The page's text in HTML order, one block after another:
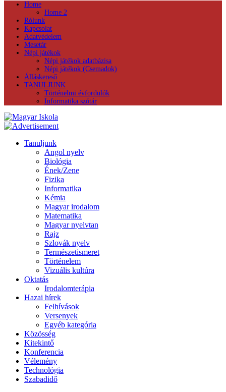
Home
Home 2
Rólunk
Kapcsolat
Adatvédelem
Mesetár
Népi játékok
Népi játékok adatbázisa
Népi játékok (Csemadok)
Álláskereső
TANULJUNK
Történelmi évfordulók
Informatika szótár
Tanuljunk
Angol nyelv
Biológia
Ének/Zene
Fizika
Informatika
Kémia
Magyar irodalom
Matematika
Magyar nyelvtan
Rajz
Szlovák nyelv
Természetismeret
Történelem
Vizuális kultúra
Oktatás
Irodalomterápia
Hazai hírek
Felhívások
Versenyek
Egyéb kategória
Közösség
Kitekintő
Konferencia
Vélemény
Technológia
Szabadidő